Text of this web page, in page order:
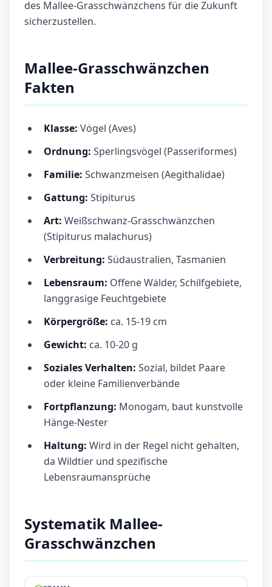
des Mallee-Grasschwänzchens für die Zukunft
sicherzustellen.
Mallee-Grasschwänzchen
Fakten
Klasse: Vögel (Aves)
Ordnung: Sperlingsvögel (Passeriformes)
Familie: Schwanzmeisen (Aegithalidae)
Gattung: Stipiturus
Art: Weißschwanz-Grasschwänzchen
(Stipiturus malachurus)
Verbreitung: Südaustralien, Tasmanien
Lebensraum: Offene Wälder, Schilfgebiete,
langgrasige Feuchtgebiete
Körpergröße: ca. 15-19 cm
Gewicht: ca. 10-20 g
Soziales Verhalten: Sozial, bildet Paare
oder kleine Familienverbände
Fortpflanzung: Monogam, baut kunstvolle
Hänge-Nester
Haltung: Wird in der Regel nicht gehalten,
da Wildtier und spezifische
Lebensraumansprüche
Systematik Mallee-
Grasschwänzchen